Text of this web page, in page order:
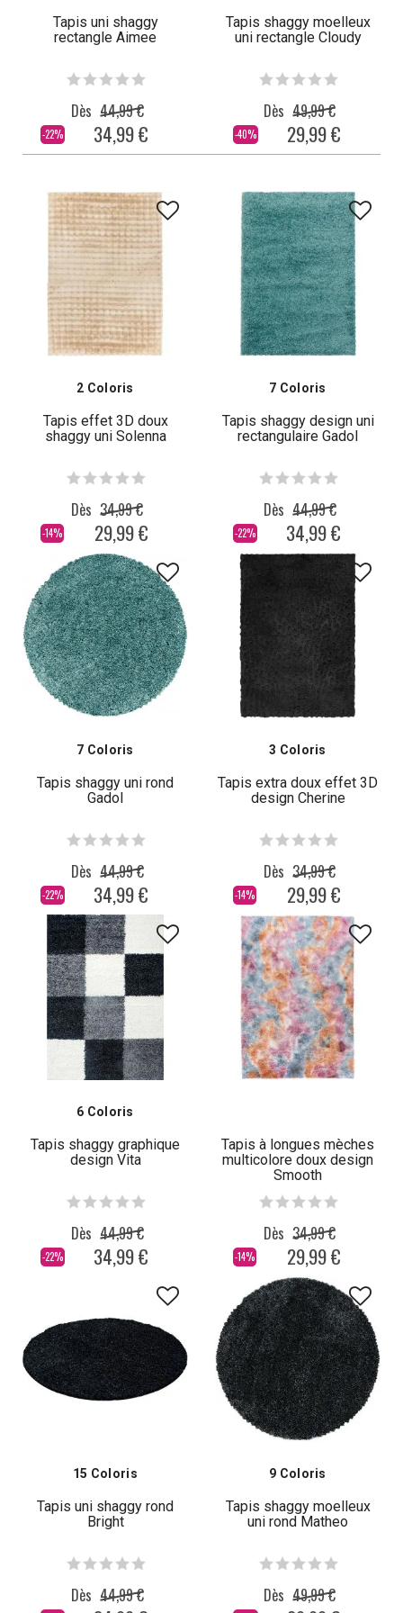
Tapis uni shaggy
rectangle Aimee
-22%
Dès 44,99 €
34,99 €
Tapis shaggy moelleux
uni rectangle Cloudy
-40%
Dès 49,99 €
29,99 €
2 Coloris
Tapis effet 3D doux
shaggy uni Solenna
-14%
Dès 34,99 €
29,99 €
7 Coloris
Tapis shaggy design uni
rectangulaire Gadol
-22%
Dès 44,99 €
34,99 €
7 Coloris
Tapis shaggy uni rond
Gadol
-22%
Dès 44,99 €
34,99 €
3 Coloris
Tapis extra doux effet 3D
design Cherine
-14%
Dès 34,99 €
29,99 €
6 Coloris
Tapis shaggy graphique
design Vita
-22%
Dès 44,99 €
34,99 €
Tapis à longues mèches
multicolore doux design
Smooth
-14%
Dès 34,99 €
29,99 €
15 Coloris
Tapis uni shaggy rond
Bright
Dès 44,99 €
9 Coloris
Tapis shaggy moelleux
uni rond Matheo
Dès 49,99 €